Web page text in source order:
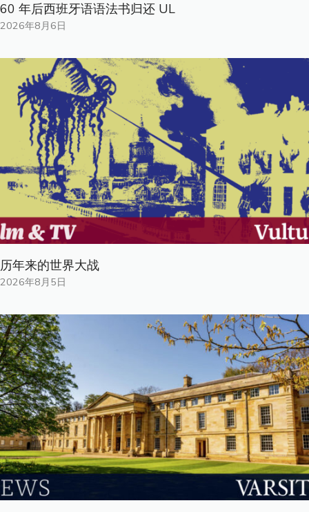
60 年后西班牙语语法书归还 UL
2026年8月6日
历年来的世界大战
2026年8月5日